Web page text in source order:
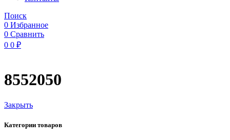
Поиск
0 Избранное
0 Сравнить
0 0 ₽
8552050
Закрыть
Категории товаров